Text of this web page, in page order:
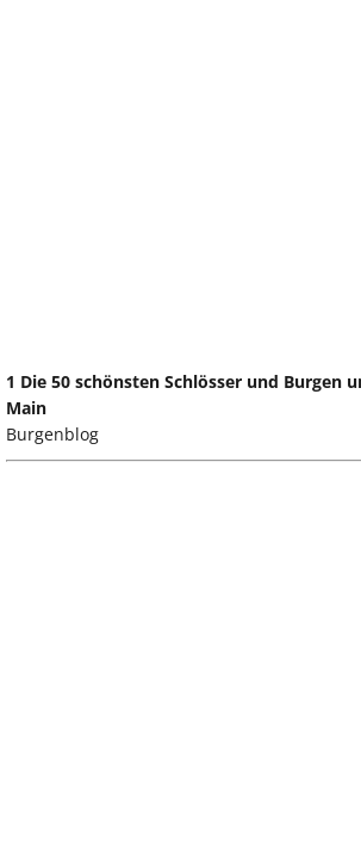
1 Die 50 schönsten Schlösser und Burgen
Main
Burgenblog